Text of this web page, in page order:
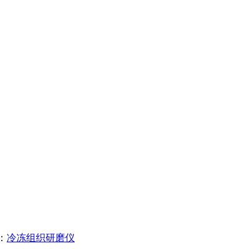
冷冻组织研磨仪